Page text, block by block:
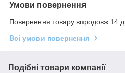
Умови повернення
Повернення товару впродовж 14
Всі умови повернення
Подібні товари компанії